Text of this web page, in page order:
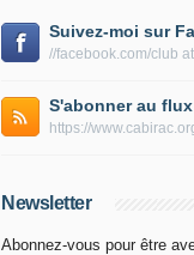
Suivez-moi sur
//facebook.com/club
S'abonner au flux
https://
Newsletter
Abonnez-vous pour être